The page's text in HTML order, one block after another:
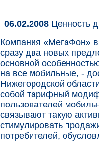
06.02.2008 Ценность
Компания «МегаФон»
сразу два новых
основной
на все мобильные, -
Нижегородской
собой тарифный
пользователей
связывают такую
стимулировать
потребителей,